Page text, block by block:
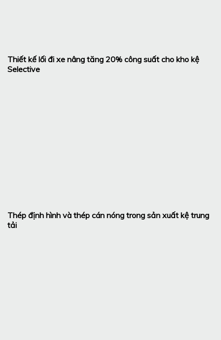
Thiết kế lối đi xe nâng tăng 20% công suất cho kho kệ
Selective
Thép định hình và thép cán nóng trong sản xuất kệ trung
tải